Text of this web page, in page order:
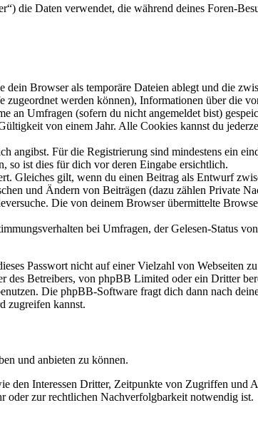
die Daten verwendet, die während deines Foren-
Browser als temporäre Dateien ablegt und die
werden können), Informationen über die
an Umfragen (sofern du nicht angemeldet bist)
von einem Jahr. Alle Cookies kannst du
angibst. Für die Registrierung sind mindestens ein
so ist dies für dich vor deren Eingabe ersichtlich.
Gleiches gilt, wenn du einen Beitrag als Entwurf
und Ändern von Beiträgen (dazu zählen Private
Die von deinem Browser übermittelte
bei Umfragen, der Gelesen-Status
Passwort nicht auf einer Vielzahl von Webseiten
des Betreibers, von phpBB Limited oder ein Dritter
Die phpBB-Software fragt dich dann nach
zugreifen kannst.
und anbieten zu können.
den Interessen Dritter, Zeitpunkte von Zugriffen und
oder zur rechtlichen Nachverfolgbarkeit notwendig ist.